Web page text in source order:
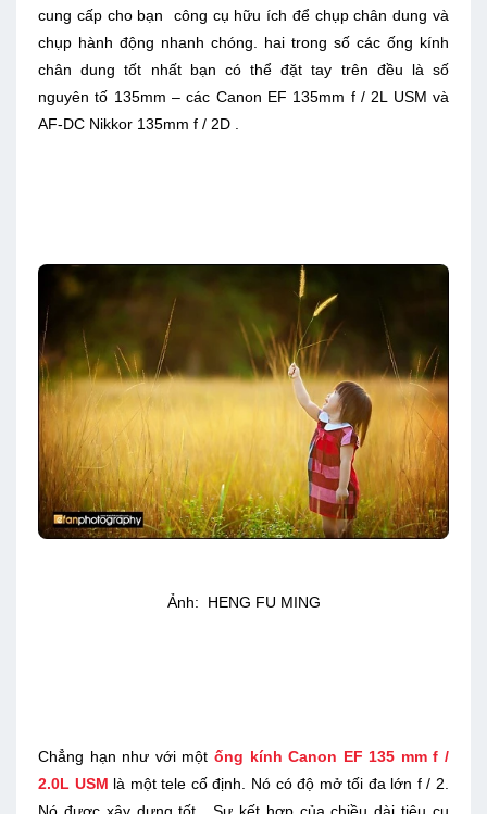
cung cấp cho bạn công cụ hữu ích để chụp chân dung và
chụp hành động nhanh chóng. hai trong số các ống kính
chân dung tốt nhất bạn có thể đặt tay trên đều là số
nguyên tố 135mm – các Canon EF 135mm f / 2L USM và
AF-DC Nikkor 135mm f / 2D .
Ảnh: HENG FU MING
Chẳng hạn như với một ống kính Canon EF 135 mm f /
2.0L USM là một tele cố định. Nó có độ mở tối đa lớn f / 2.